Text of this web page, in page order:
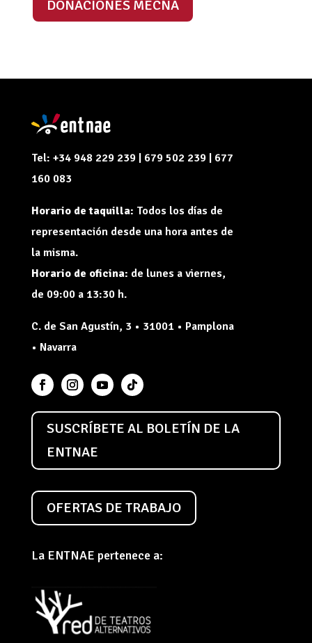
DONACIONES MECNA
Tel: +34 948 229 239 | 679 502 239 | 677
160 083
Horario de taquilla: Todos los días de
representación desde una hora antes de
la misma.
Horario de oficina: de lunes a viernes,
de 09:00 a 13:30 h.
C. de San Agustín, 3 • 31001 • Pamplona
• Navarra
SUSCRÍBETE AL BOLETÍN DE LA
ENTNAE
OFERTAS DE TRABAJO
La ENTNAE pertenece a: